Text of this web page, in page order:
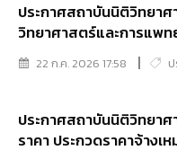
ประกาศสถาบันนิติวิทยา
วิทยาศาสตร์และการแพ
ประกวดราคาอิเล็กทรอนิ
22 ก.ค. 2026 17:58
ประกาศสถาบันนิติวิทยาศ
ราคา ประกวดราคาจ้างเ